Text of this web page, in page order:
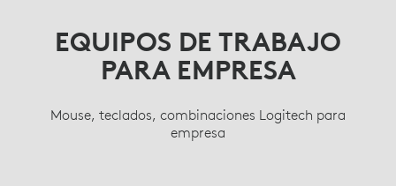
ERGONÓMICA
PARA
EQUIPOS DE TRABAJO
PARA EMPRESA
Mouse, teclados, combinaciones Logitech para
empresa